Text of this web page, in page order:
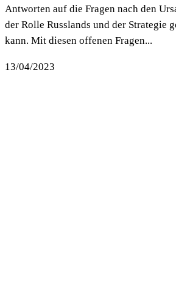
Antworten auf die Fragen nach den
der Rolle Russlands und der Strategie
kann. Mit diesen offenen Fragen...
13/04/2023